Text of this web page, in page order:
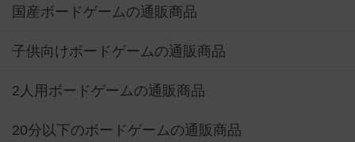
国産ボードゲームの通販商品
子供向けボードゲームの通販商品
2人用ボードゲームの通販商品
20分以下のボードゲームの通販商品